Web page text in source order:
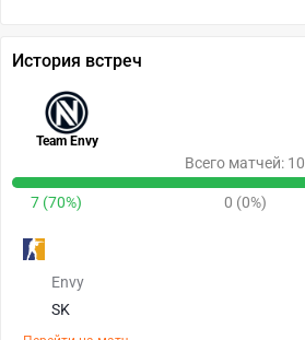
История встреч
Team Envy
Всего матчей: 10
7 (70%) 0 (0%)
Envy
SK